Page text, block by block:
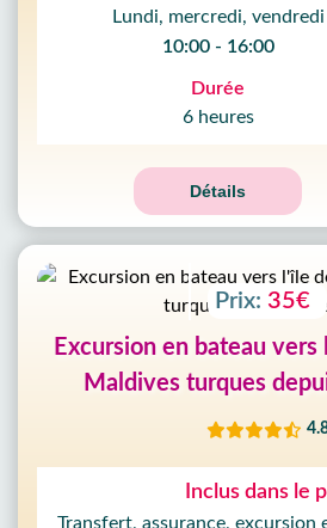
Lundi, mercredi, vendredi
10:00 - 16:00
Durée
6 heures
Détails
Prix: 35€
Excursion en bateau vers
Maldives turques
Inclus dans le
Transfert, assurance, excursion